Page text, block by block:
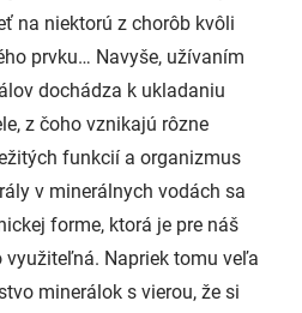
na niektorú z chorôb kvôli
prvku… Navyše, užívaním
dochádza k ukladaniu
z čoho vznikajú rôzne
funkcií a organizmus
v minerálnych vodách sa
forme, ktorá je pre náš
Napriek tomu veľa
minerálok s vierou, že si